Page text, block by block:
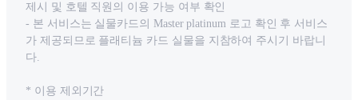
제시 및 호텔 직원의 이용 가능 여부 확인
- 본 서비스는 실물카드의 Master platinum 로고 확인 후 서비스
가 제공되므로 플래티늄 카드 실물을 지참하여 주시기 바랍니
다.
* 이용 제외기간